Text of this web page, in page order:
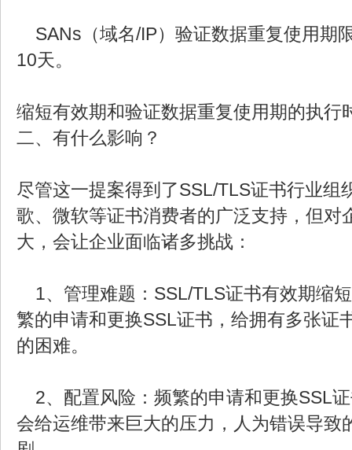
SANs（域名/IP）验证数据重复使用期
10天。
缩短有效期和验证数据重复使用期的执行
二、有什么影响？
尽管这一提案得到了SSL/TLS证书行业组
歌、微软等证书消费者的广泛支持，但对
大，会让企业面临诸多挑战：
1、管理难题：SSL/TLS证书有效期缩
繁的申请和更换SSL证书，给拥有多张证
的困难。
2、配置风险：频繁的申请和更换SSL
会给运维带来巨大的压力，人为错误导致